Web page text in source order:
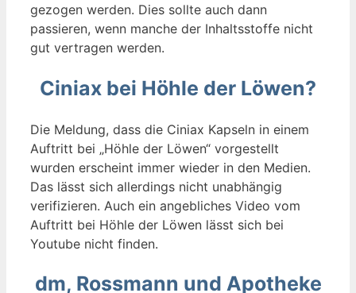
gezogen werden. Dies sollte auch dann
passieren, wenn manche der Inhaltsstoffe nicht
gut vertragen werden.
Ciniax bei Höhle der Löwen?
Die Meldung, dass die Ciniax Kapseln in einem
Auftritt bei „Höhle der Löwen“ vorgestellt
wurden erscheint immer wieder in den Medien.
Das lässt sich allerdings nicht unabhängig
verifizieren. Auch ein angebliches Video vom
Auftritt bei Höhle der Löwen lässt sich bei
Youtube nicht finden.
dm, Rossmann und Apotheke